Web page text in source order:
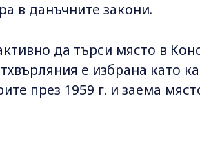
в данъчните закони.
да търси място в
е избрана като
през 1959 г. и заема